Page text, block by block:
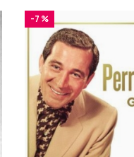
-7 %